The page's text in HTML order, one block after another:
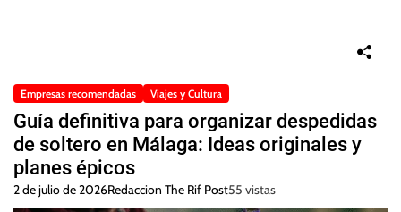
Empresas recomendadas Viajes y Cultura
Guía definitiva para organizar despedidas
de soltero en Málaga: Ideas originales y
planes épicos
2 de julio de 2026Redaccion The Rif Post55 vistas